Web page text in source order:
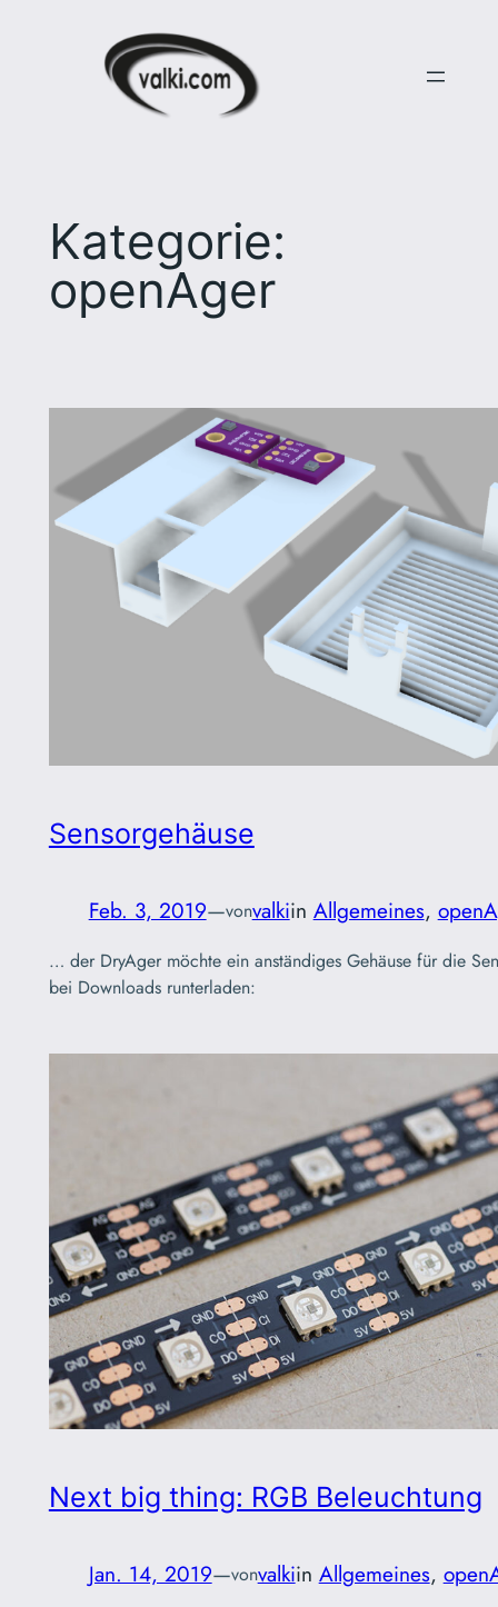
Kategorie:
openAger
Sensorgehäuse
Feb. 3, 2019—vonvalkiin Allgemeines,
… der DryAger möchte ein anständiges Gehäuse für die
bei Downloads runterladen:
Next big thing: RGB Beleuchtung
Jan. 14, 2019—vonvalkiin Allgemeines,